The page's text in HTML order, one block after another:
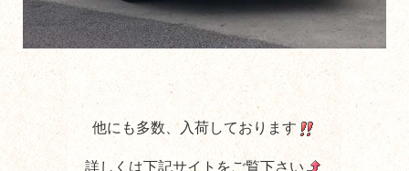
他にも多数、入荷しております
詳しくは下記サイトをご覧下さい